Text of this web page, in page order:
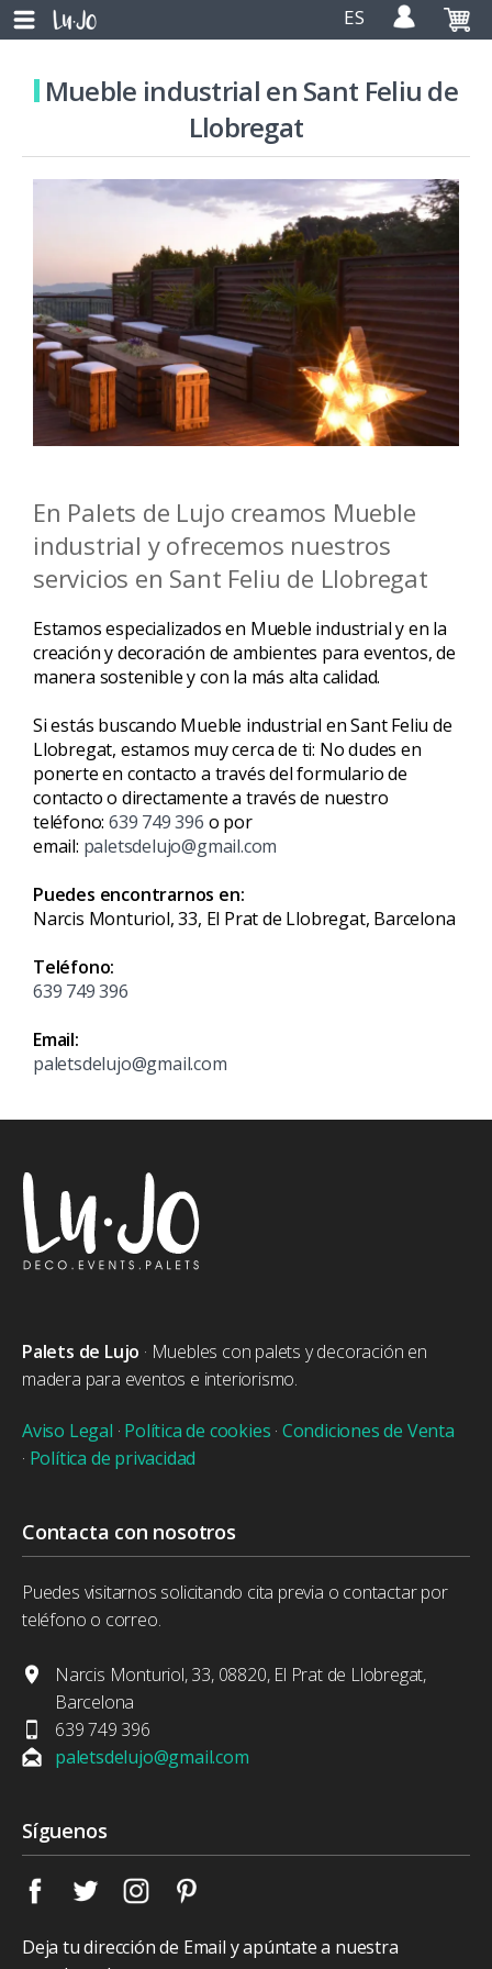
ES
Mueble industrial en Sant Feliu de
Llobregat
En Palets de Lujo creamos Mueble
industrial y ofrecemos nuestros
servicios en Sant Feliu de Llobregat
Estamos especializados en Mueble industrial y en la
creación y decoración de ambientes para eventos, de
manera sostenible y con la más alta calidad.
Si estás buscando Mueble industrial en Sant Feliu de
Llobregat, estamos muy cerca de ti: No dudes en
ponerte en contacto a través del formulario de
contacto o directamente a través de nuestro
teléfono: 639 749 396 o por
email: paletsdelujo@gmail.com
Puedes encontrarnos en:
Narcis Monturiol, 33, El Prat de Llobregat, Barcelona
Teléfono:
639 749 396
Email:
paletsdelujo@gmail.com
Palets de Lujo · Muebles con palets y decoración en
madera para eventos e interiorismo.
Aviso Legal · Política de cookies · Condiciones de Venta
· Política de privacidad
Contacta con nosotros
Puedes visitarnos solicitando cita previa o contactar por
teléfono o correo.
Narcis Monturiol, 33, 08820, El Prat de Llobregat,
Barcelona
639 749 396
paletsdelujo@gmail.com
Síguenos
Deja tu dirección de Email y apúntate a nuestra